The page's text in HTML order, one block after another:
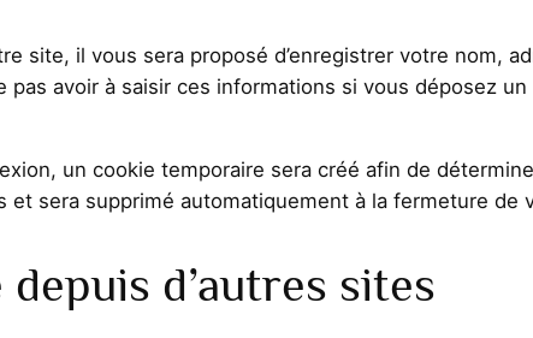
site, il vous sera proposé d’enregistrer votre nom,
avoir à saisir ces informations si vous déposez
un cookie temporaire sera créé afin de
sera supprimé automatiquement à la fermeture de
d’autres sites